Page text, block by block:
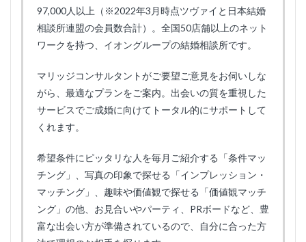
97,000人以上（※2022年3月時点ツヴァイと日本結婚
相談所連盟の会員数合計）。全国50店舗以上のネット
ワークを持つ、イオングループの結婚相談所です。
マリッジコンサルタントがご要望ご意見をお伺いしな
がら、最適なプランをご案内。出会いの質を重視した
サービスでご成婚に向けてトータル的にサポートして
くれます。
希望条件にピッタリな人を毎月ご紹介する「条件マッ
チング」、写真の印象で探せる「インプレッション・
マッチング」、趣味や価値観で探せる「価値観マッチ
ング」の他、お見合いやパーティ、PRボードなど、豊
富な出会い方が準備されているので、自分に合った方